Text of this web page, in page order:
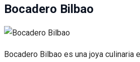
Bocadero Bilbao
Bocadero Bilbao es una joya culinaria